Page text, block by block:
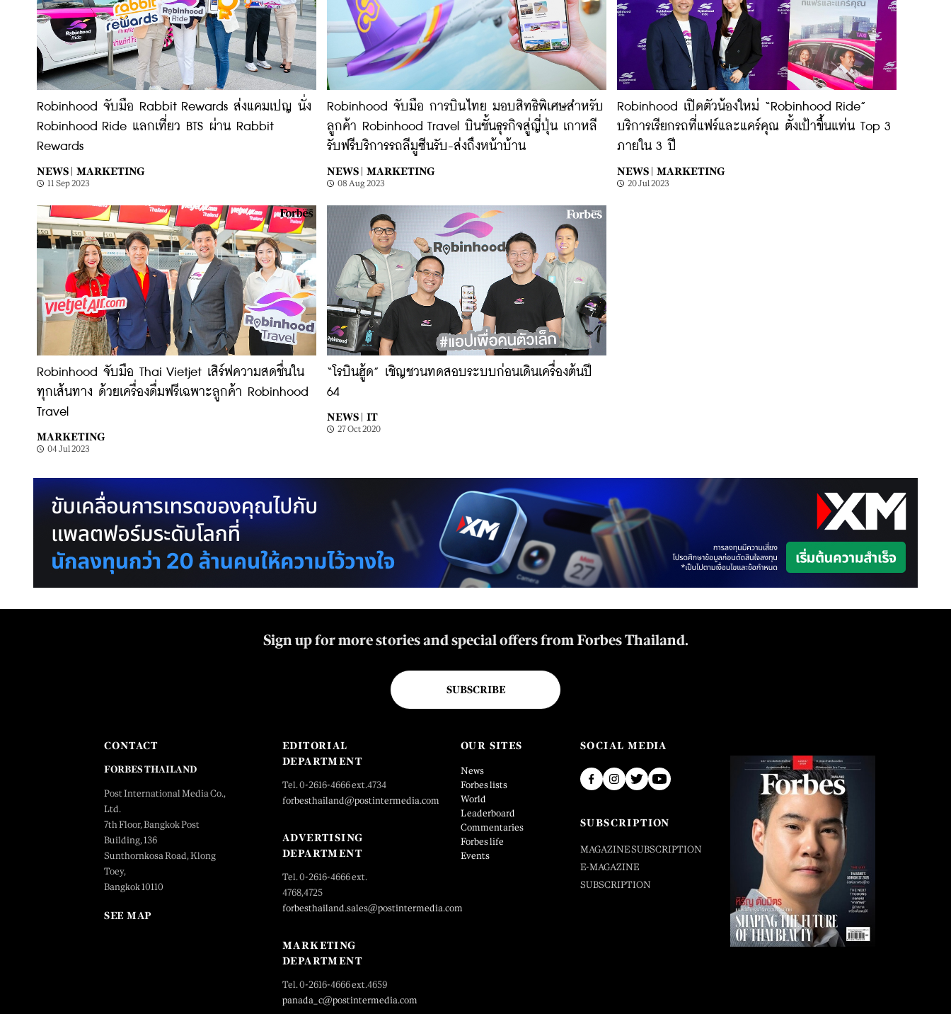
Robinhood จับมือ Rabbit Rewards ส่งแคมเปญ นั่ง
Robinhood Ride แลกเที่ยว BTS ผ่าน Rabbit
Rewards
NEWS | MARKETING
11 Sep 2023
Robinhood จับมือ การบินไทย มอบสิทธิพิเศษสำหรับ
ลูกค้า Robinhood Travel บินชั้นธุรกิจสู่ญี่ปุ่น เกาหลี
รับฟรีบริการรถลีมูซีนรับ-ส่งถึงหน้าบ้าน
NEWS | MARKETING
08 Aug 2023
Robinhood เปิดตัวน้องใหม่ “Robinhood Ride”
บริการเรียกรถที่แฟร์และแคร์คุณ ตั้งเป้าขึ้นแท่น Top 3
ภายใน 3 ปี
NEWS | MARKETING
20 Jul 2023
Robinhood จับมือ Thai Vietjet เสิร์ฟความสดชื่นใน
ทุกเส้นทาง ด้วยเครื่องดื่มฟรีเฉพาะลูกค้า Robinhood
Travel
MARKETING
04 Jul 2023
“โรบินฮู้ด” เชิญชวนทดสอบระบบก่อนเดินเครื่องต้นปี
64
NEWS | IT
27 Oct 2020
Sign up for more stories and special offers from Forbes Thailand.
SUBSCRIBE
CONTACT
FORBES THAILAND
Post International Media Co.,
Ltd.
7th Floor, Bangkok Post
Building, 136
Sunthornkosa Road, Klong
Toey,
Bangkok 10110
SEE MAP
EDITORIAL
DEPARTMENT
Tel. 0-2616-4666 ext.4734
forbesthailand@postintermedia.com
ADVERTISING
DEPARTMENT
Tel. 0-2616-4666 ext.
4768,4725
forbesthailand.sales@postintermedia.com
MARKETING
DEPARTMENT
Tel. 0-2616-4666 ext.4659
panada_c@postintermedia.com
OUR SITES
News
Forbes lists
World
Leaderboard
Commentaries
Forbes life
Events
SOCIAL MEDIA
SUBSCRIPTION
MAGAZINE SUBSCRIPTION
E-MAGAZINE
SUBSCRIPTION